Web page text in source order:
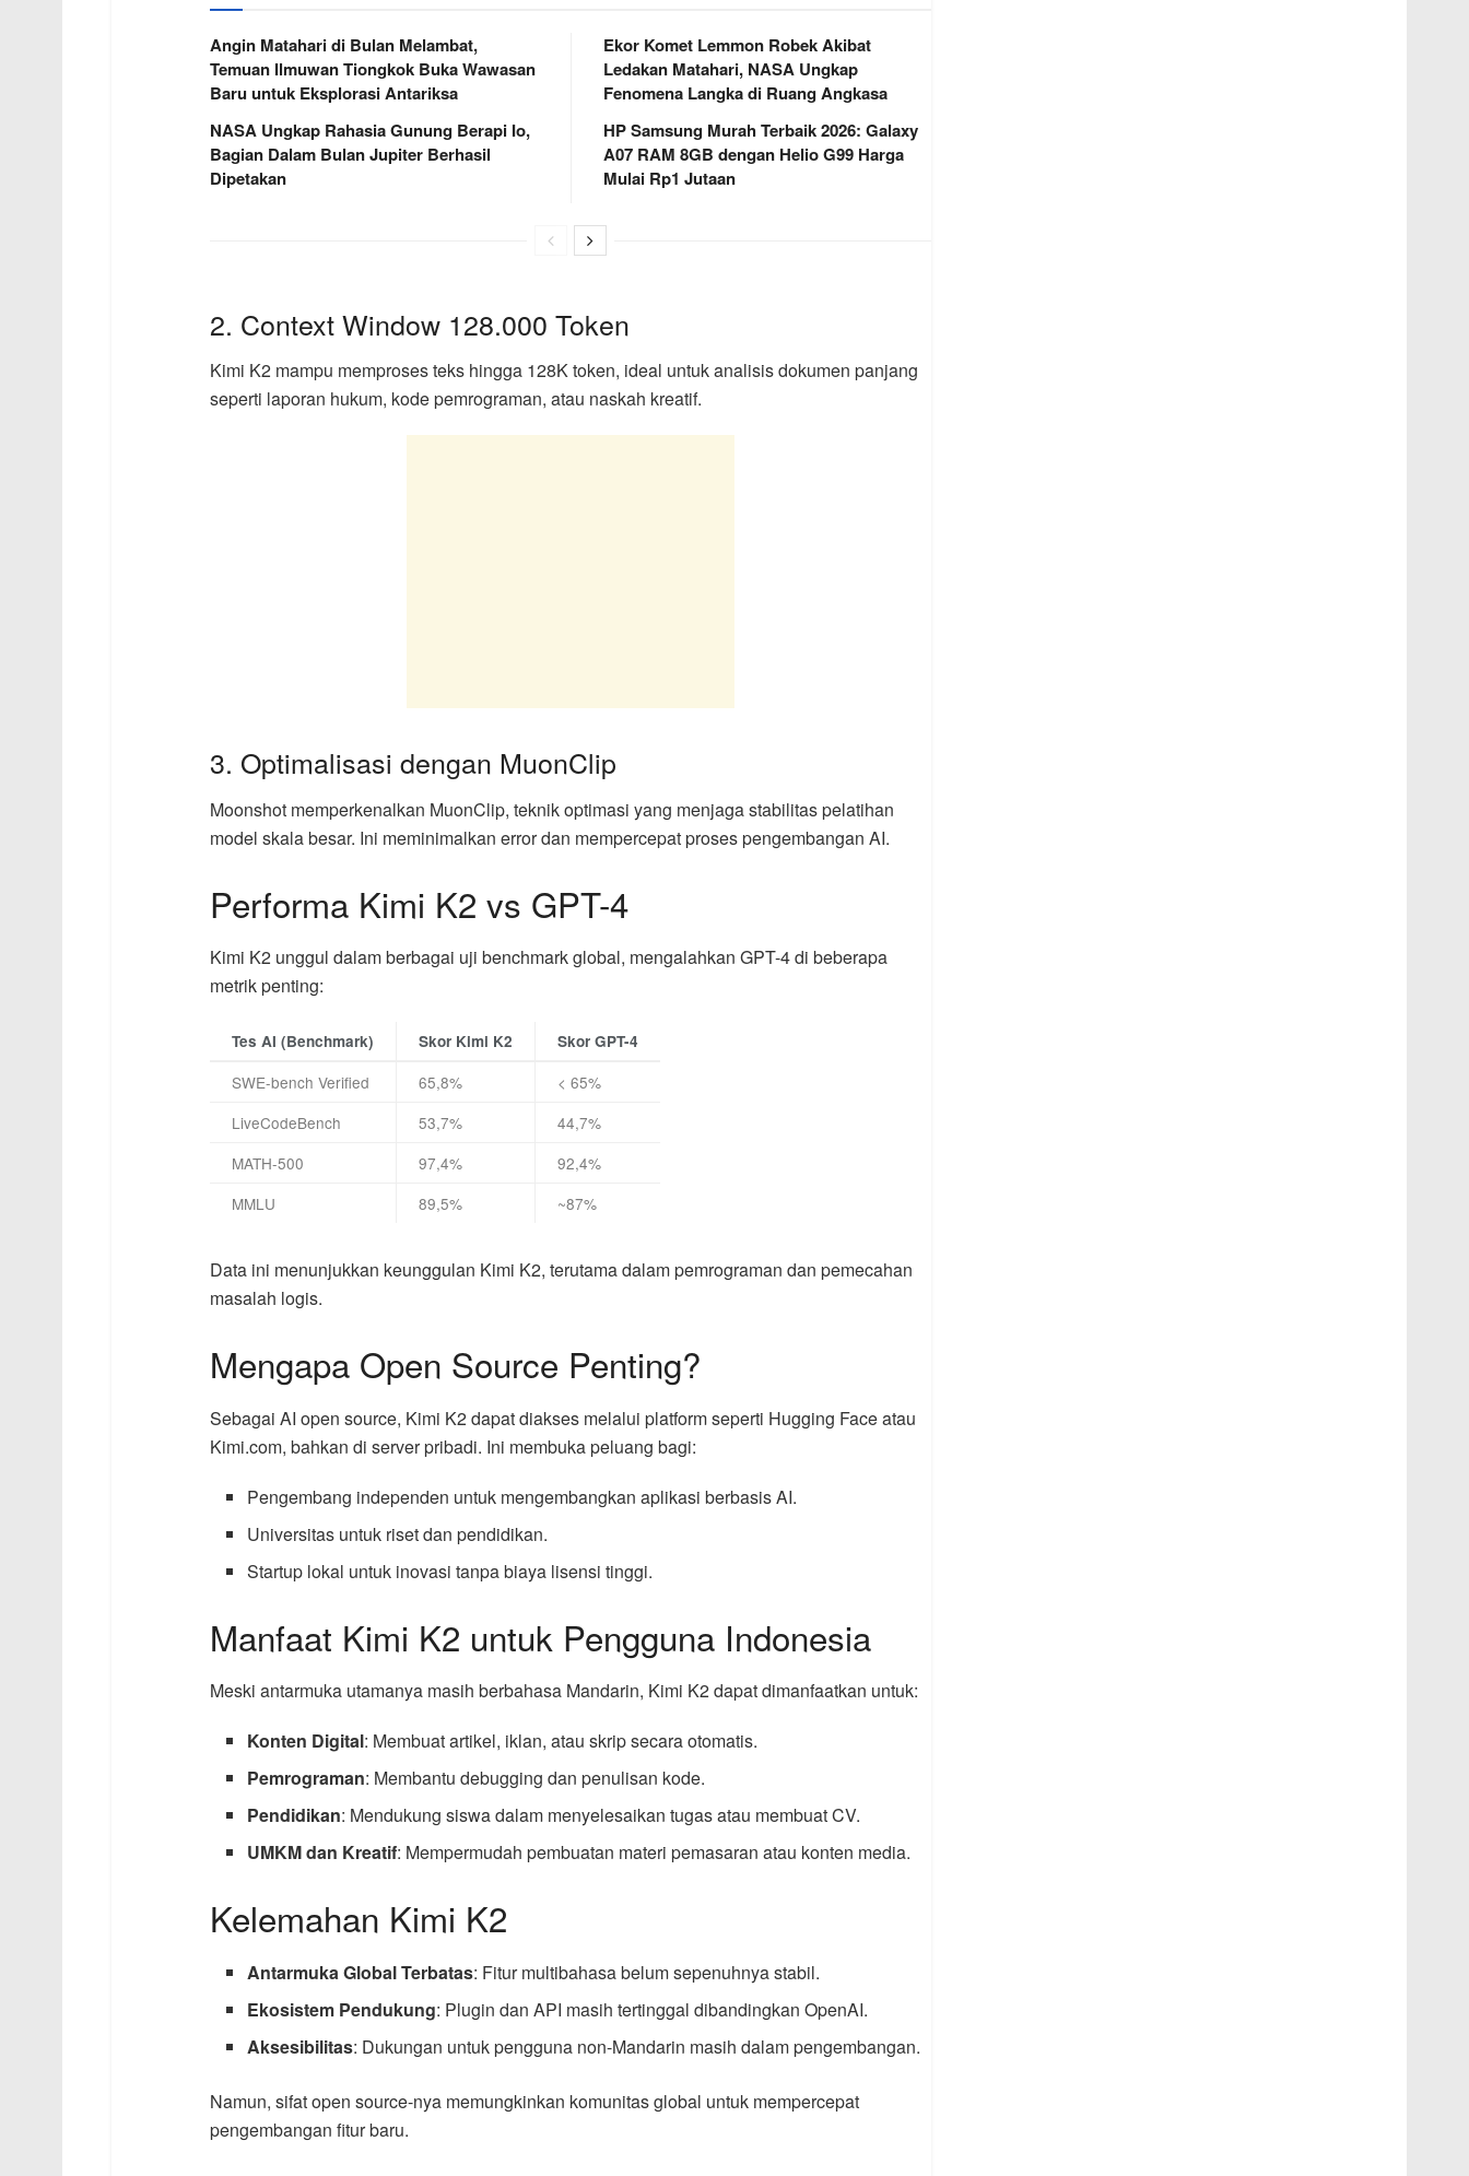
Angin Matahari di Bulan Melambat,
Temuan Ilmuwan Tiongkok Buka Wawasan
Baru untuk Eksplorasi Antariksa
NASA Ungkap Rahasia Gunung Berapi Io,
Bagian Dalam Bulan Jupiter Berhasil
Dipetakan
Ekor Komet Lemmon Robek Akibat
Ledakan Matahari, NASA Ungkap
Fenomena Langka di Ruang Angkasa
HP Samsung Murah Terbaik 2026: Galaxy
A07 RAM 8GB dengan Helio G99 Harga
Mulai Rp1 Jutaan
2. Context Window 128.000 Token
Kimi K2 mampu memproses teks hingga 128K token, ideal untuk analisis dokumen panjang
seperti laporan hukum, kode pemrograman, atau naskah kreatif.
3. Optimalisasi dengan MuonClip
Moonshot memperkenalkan MuonClip, teknik optimasi yang menjaga stabilitas pelatihan
model skala besar. Ini meminimalkan error dan mempercepat proses pengembangan AI.
Performa Kimi K2 vs GPT-4
Kimi K2 unggul dalam berbagai uji benchmark global, mengalahkan GPT-4 di beberapa
metrik penting:
Tes AI (Benchmark) Skor Kimi K2 Skor GPT-4
SWE-bench Verified 65,8%
< 65%
LiveCodeBench
53,7%
44,7%
MATH-500
97,4%
92,4%
MMLU
89,5% ~87%
Data ini menunjukkan keunggulan Kimi K2, terutama dalam pemrograman dan pemecahan
masalah logis.
Mengapa Open Source Penting?
Sebagai AI open source, Kimi K2 dapat diakses melalui platform seperti Hugging Face atau
Kimi.com, bahkan di server pribadi. Ini membuka peluang bagi:
Pengembang independen untuk mengembangkan aplikasi berbasis AI.
Universitas untuk riset dan pendidikan.
Startup lokal untuk inovasi tanpa biaya lisensi tinggi.
Manfaat Kimi K2 untuk Pengguna Indonesia
Meski antarmuka utamanya masih berbahasa Mandarin, Kimi K2 dapat dimanfaatkan untuk:
Konten Digital: Membuat artikel, iklan, atau skrip secara otomatis.
Pemrograman: Membantu debugging dan penulisan kode.
Pendidikan: Mendukung siswa dalam menyelesaikan tugas atau membuat CV.
UMKM dan Kreatif: Mempermudah pembuatan materi pemasaran atau konten media.
Kelemahan Kimi K2
Antarmuka Global Terbatas: Fitur multibahasa belum sepenuhnya stabil.
Ekosistem Pendukung: Plugin dan API masih tertinggal dibandingkan OpenAI.
Aksesibilitas: Dukungan untuk pengguna non-Mandarin masih dalam pengembangan.
Namun, sifat open source-nya memungkinkan komunitas global untuk mempercepat
pengembangan fitur baru.